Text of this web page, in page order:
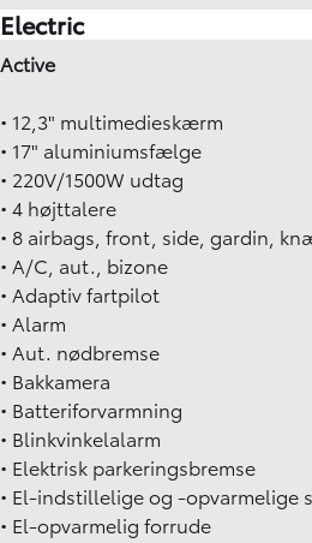
Electric
Active
• 12,3" multimedieskærm
• 17" aluminiumsfælge
• 220V/1500W udtag
• 4 højttalere
• 8 airbags, front, side, gardin,
• A/C, aut., bizone
• Adaptiv fartpilot
• Alarm
• Aut. nødbremse
• Bakkamera
• Batteriforvarmning
• Blinkvinkelalarm
• Elektrisk parkeringsbremse
• El-indstillelige og -opvarmelige
• El-opvarmelig forrude